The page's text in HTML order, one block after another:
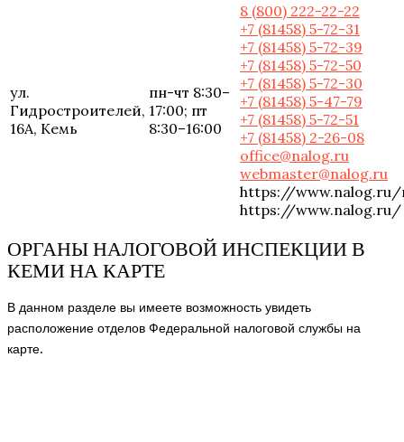
ул.
Гидростроителей,
16А, Кемь
пн-чт 8:30–
17:00; пт
8:30–16:00
8 (800) 222-22-22
+7 (81458) 5-72-31
+7 (81458) 5-72-39
+7 (81458) 5-72-50
+7 (81458) 5-72-30
+7 (81458) 5-47-79
+7 (81458) 5-72-51
+7 (81458) 2-26-08
office@nalog.ru
webmaster@nalog.ru
https://
https://www.nalog.ru/
ОРГАНЫ НАЛОГОВОЙ ИНСПЕКЦИИ В
КЕМИ НА КАРТЕ
В данном разделе вы имеете возможность увидеть
расположение отделов Федеральной налоговой службы на
карте.